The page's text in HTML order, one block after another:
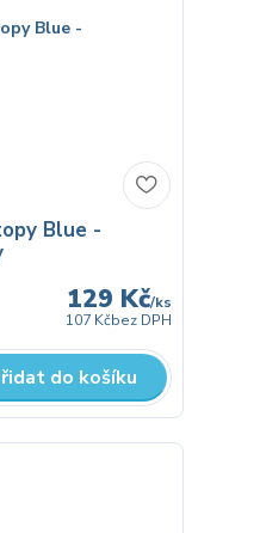
Blue -
129 Kč/ks
107 Kčbez DPH
do košíku